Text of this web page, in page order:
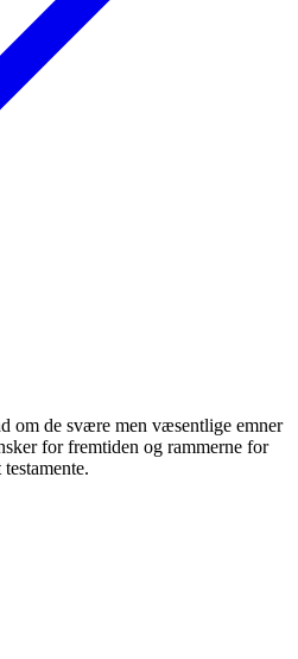
om de svære men væsentlige emner
for fremtiden og rammerne for